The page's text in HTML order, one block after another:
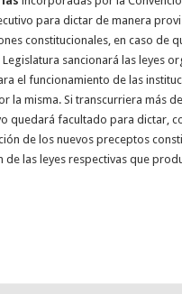
para dictar de manera
constitucionales, en caso de
sancionará las leyes
el funcionamiento de las
la misma. Si transcurriera más
quedará facultado para dictar,
de los nuevos preceptos
de las leyes respectivas que